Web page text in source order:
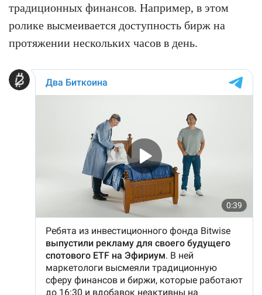
традиционных финансов. Например, в этом
ролике высмеивается доступность бирж на
протяжении нескольких часов в день.